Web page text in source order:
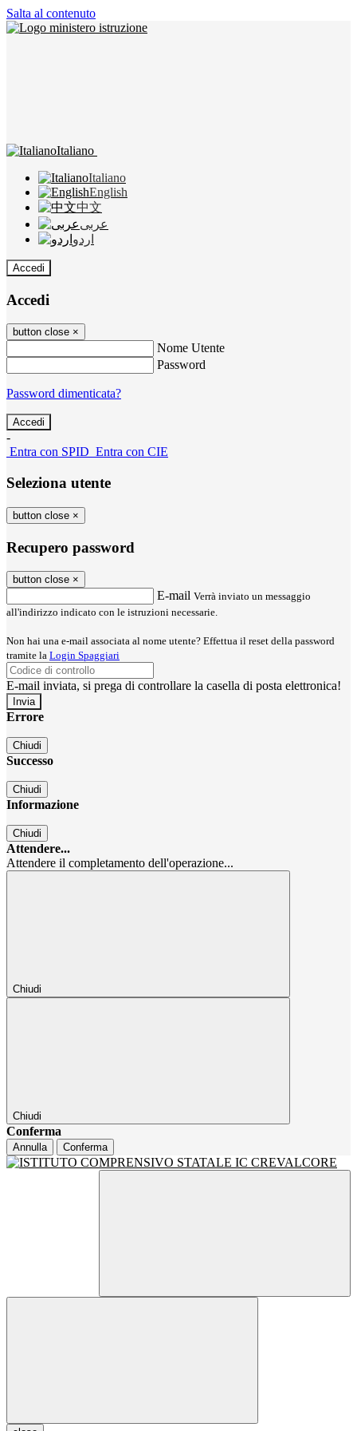
Salta al contenuto
Italiano
Italiano
English
中文
عربى
اردو
Accedi
Accedi
button close ×
Nome Utente
Password
Password dimenticata?
-
Entra con SPID Entra con CIE
Seleziona utente
button close ×
Recupero password
button close ×
E-mail Verrà inviato un messaggio
all'indirizzo indicato con le istruzioni necessarie.
Non hai una e-mail associata al nome utente? Effettua il reset della password
tramite la Login Spaggiari
E-mail inviata, si prega di controllare la casella di posta elettronica!
Errore
Chiudi
Successo
Chiudi
Informazione
Chiudi
Attendere...
Attendere il completamento dell'operazione...
Chiudi
Chiudi
Conferma
Annulla Conferma